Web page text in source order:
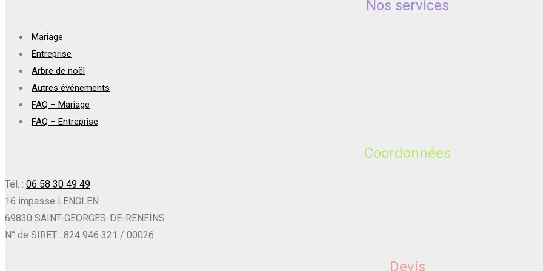
Nos services
Mariage
Entreprise
Arbre de noël
Autres événements
FAQ – Mariage
FAQ – Entreprise
Coordonnées
Tél. : 06 58 30 49 49
16 impasse LENGLEN
69830 SAINT-GEORGES-DE-RENEINS
N° de SIRET : 824 946 321 / 00026
Devis